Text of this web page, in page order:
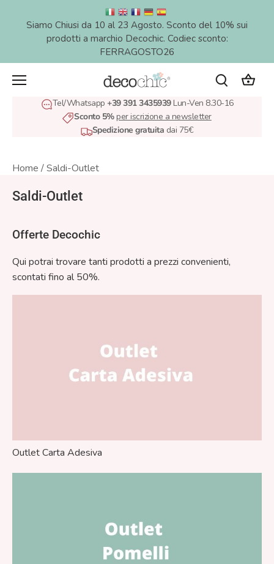
Siamo Chiusi da 10 al 23 Agosto. Sconto del 10% sui
prodotti a marchio Decochic. Codiec sconto:
FERRAGOSTO26
Tel/Whatsapp +39 391 3435939Lun-Ven 8.30-16
Sconto 5%per iscrizione a newsletter
Spedizione gratuita dai 75€
Home /Saldi-Outlet
Saldi-Outlet
Offerte Decochic
Qui potrai trovare tanti prodotti a prezzi convenienti,
scontati fino al 50%.
Outlet Carta Adesiva